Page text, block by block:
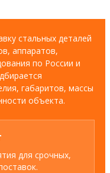
стальных деталей
аппаратов,
по России и
габаритов, массы
объекта.
для срочных,